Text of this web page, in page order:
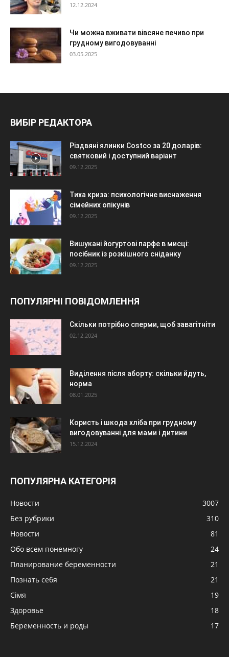
12.12.2024
Чи можна вживати вівсяне печиво при
грудному вигодовуванні
03.05.2025
ВИБІР РЕДАКТОРА
Різдвяні ялинки Costco за 20 доларів:
святковий і доступний варіант
09.12.2025
Тиха криза: психологічне виснаження
сімейних опікунів
09.12.2025
Вишукані йогуртові парфе в мисці:
посібник із розкішного сніданку
09.12.2025
ПОПУЛЯРНІ ПОВІДОМЛЕННЯ
Скільки потрібно сперми, щоб завагітніти
02.12.2024
Виділення після аборту: скільки йдуть,
норма
08.01.2025
Користь і шкода хліба при грудному
вигодовуванні для мами і дитини
15.12.2024
ПОПУЛЯРНА КАТЕГОРІЯ
Новости
3007
Без рубрики
310
Новости
81
Обо всем понемногу
24
Планирование беременности
21
Познать себя
21
Сімя
19
Здоровье
18
Беременность и роды
17